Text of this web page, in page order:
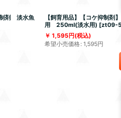
制剤 淡水魚
【飼育用品】【コケ抑制
用 250ml(淡水用) [zt09-
1,595円(税込)
希望小売価格: 1,595円